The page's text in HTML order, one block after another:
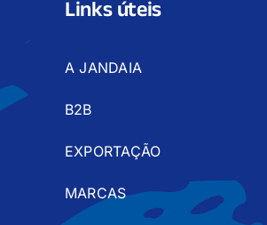
Links úteis
A JANDAIA
B2B
EXPORTAÇÃO
MARCAS